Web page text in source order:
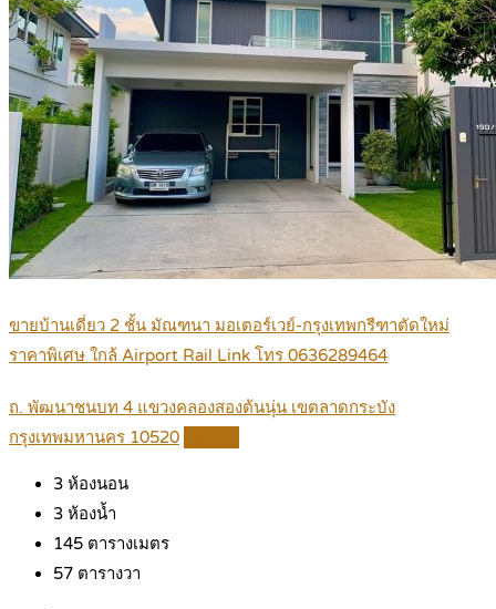
ขายบ้านเดี่ยว 2 ชั้น มัณฑนา มอเตอร์เวย์-กรุงเทพกรีฑาตัดใหม่
ราคาพิเศษ ใกล้ Airport Rail Link โทร 0636289464
ถ. พัฒนาชนบท 4 แขวงคลองสองต้นนุ่น เขตลาดกระบัง
กรุงเทพมหานคร 10520
3 ห้องนอน
3 ห้องน้ำ
145 ตารางเมตร
57 ตารางวา